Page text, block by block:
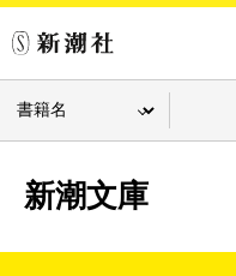
新潮文庫